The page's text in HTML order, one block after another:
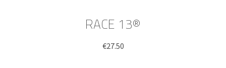
RACE 13®
€27.50